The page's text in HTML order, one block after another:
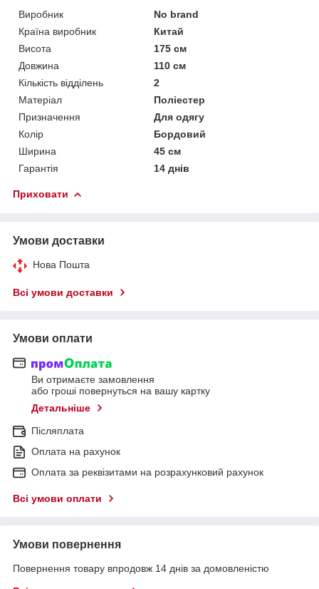
Виробник
No brand
Країна виробник
Китай
Висота
175 см
Довжина
110 см
Кількість відділень
2
Матеріал
Поліестер
Призначення
Для одягу
Колір
Бордовий
Ширина
45 см
Гарантія
14 днів
Приховати
Умови доставки
Нова Пошта
Всі умови доставки
Умови оплати
Ви отримаєте замовлення
або гроші повернуться на вашу картку
Детальніше
Післяплата
Оплата на рахунок
Оплата за реквізитами на розрахунковий рахунок
Всі умови оплати
Умови повернення
Повернення товару впродовж 14 днів за домовленістю